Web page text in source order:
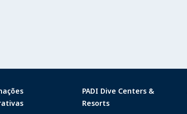
PADI Dive Centers &
Resorts